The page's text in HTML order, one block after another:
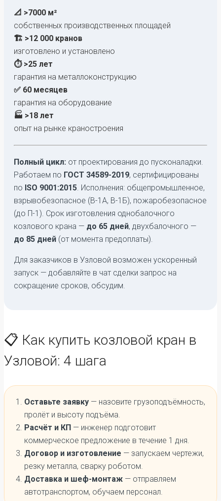
📐 >7000 м²
собственных производственных площадей
🏗️ >12 000 кранов
изготовлено и установлено
⏱️ >25 лет
гарантия на металлоконструкцию
✅ 60 месяцев
гарантия на оборудование
🏭 >18 лет
опыт на рынке краностроения
Полный цикл: от проектирования до пусконаладки.
Работаем по ГОСТ 34589-2019, сертифицированы
по ISO 9001:2015 . Исполнения: общепромышленное,
взрывобезопасное (В-1А, В-1Б), пожаробезопасное
(до П-1). Срок изготовления однобалочного
козлового крана — до 65 дней, двухбалочного —
до 85 дней (от момента предоплаты).
Для заказчиков в Узловой возможен ускоренный
запуск — добавляйте в чат сделки запрос на
сокращение сроков, обсудим.
📋 Как купить козловой кран в
Узловой: 4 шага
Оставьте заявку — назовите грузоподъёмность,
пролёт и высоту подъёма.
Расчёт и КП — инженер подготовит
коммерческое предложение в течение 1 дня.
Договор и изготовление — запускаем чертежи,
резку металла, сварку роботом.
Доставка и шеф-монтаж — отправляем
автотранспортом, обучаем персонал.